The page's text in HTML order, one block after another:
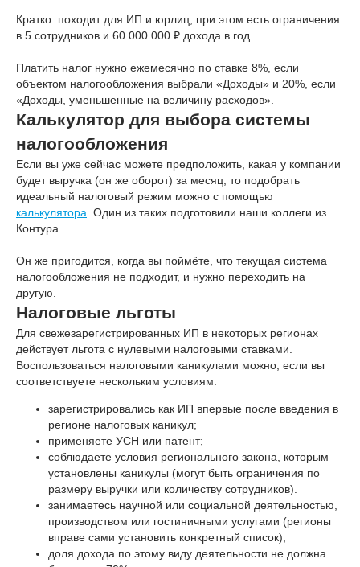
Кратко: походит для ИП и юрлиц, при этом есть ограничения
в 5 сотрудников и 60 000 000 ₽ дохода в год.
Платить налог нужно ежемесячно по ставке 8%, если
объектом налогообложения выбрали «Доходы» и 20%, если
«Доходы, уменьшенные на величину расходов».
Калькулятор для выбора системы
налогообложения
Если вы уже сейчас можете предположить, какая у компании
будет выручка (он же оборот) за месяц, то подобрать
идеальный налоговый режим можно с помощью
калькулятора . Один из таких подготовили наши коллеги из
Контура.
Он же пригодится, когда вы поймёте, что текущая система
налогообложения не подходит, и нужно переходить на
другую.
Налоговые льготы
Для свежезарегистрированных ИП в некоторых регионах
действует льгота с нулевыми налоговыми ставками.
Воспользоваться налоговыми каникулами можно, если вы
соответствуете нескольким условиям:
зарегистрировались как ИП впервые после введения в
регионе налоговых каникул;
применяете УСН или патент;
соблюдаете условия регионального закона, которым
установлены каникулы (могут быть ограничения по
размеру выручки или количеству сотрудников).
занимаетесь научной или социальной деятельностью,
производством или гостиничными услугами (регионы
вправе сами установить конкретный список);
доля дохода по этому виду деятельности не должна